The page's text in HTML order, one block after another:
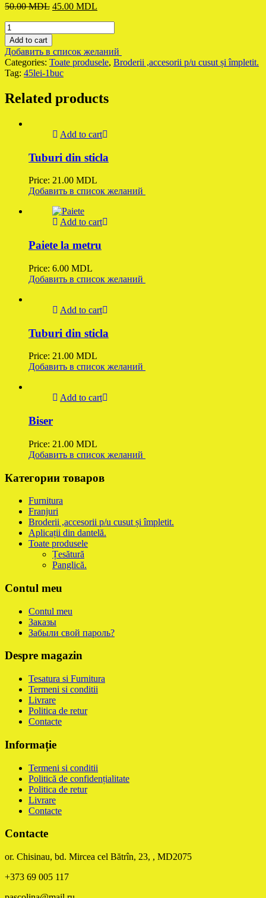
50.00MDL Original
50.00 MDL.
45.00 MDL
Broderii,accesorii
p/u
cusut
și
împletit.
quantity
Add to cart
Добавить в список желаний
Categories: Toate produsele, Broderii ,accesorii p/u cusut și împletit.
Tag: 45lei-1buc
Related products
Add to cart
Tuburi din sticla
Price: 21.00 MDL
Добавить в список желаний
Add to cart
Paiete la metru
Price: 6.00 MDL
Добавить в список желаний
Add to cart
Tuburi din sticla
Price: 21.00 MDL
Добавить в список желаний
Add to cart
Biser
Price: 21.00 MDL
Добавить в список желаний
Категории товаров
Furnitura
Franjuri
Broderii ,accesorii p/u cusut și împletit.
Aplicații din dantelă.
Toate produsele
Țesătură
Panglică.
Contul meu
Contul meu
Заказы
Забыли свой пароль?
Despre magazin
Tesatura si Furnitura
Termeni si conditii
Livrare
Politica de retur
Contacte
Informație
Termeni si conditii
Politică de confidențialitate
Politica de retur
Livrare
Contacte
Contacte
or. Chisinau, bd. Mircea cel Bătrîn, 23, , MD2075
+373 69 005 117